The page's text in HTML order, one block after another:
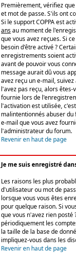
Premièrement, vérifiez
et mot de passe. S'ils ont
Si le support COPPA est
ansau moment de
que vous avez reçues. Si
besoin d'être activé ?
enregistrements soient
avant de pouvoir vous
message aurait dû vous
avez reçu un e-mail,
l'avez pas reçu, alors
fournie lors de
l'activation est utilisée,
malintentionnés abuser
e-mail que vous avez
l'administrateur du forum.
Revenir en haut de page
Je me suis enregistré
Les raisons les plus
d'utilisateur ou mot de
lorsque vous vous êtes
pour quelque raison. Si
que vous n'avez rien
périodiquement les
la taille de la base de
impliquez-vous dans les
Revenir en haut de page